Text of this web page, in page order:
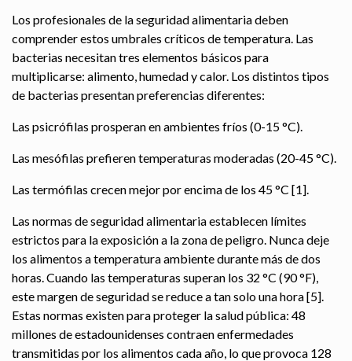
Los profesionales de la seguridad alimentaria deben
comprender estos umbrales críticos de temperatura. Las
bacterias necesitan tres elementos básicos para
multiplicarse: alimento, humedad y calor. Los distintos tipos
de bacterias presentan preferencias diferentes:
Las psicrófilas prosperan en ambientes fríos (0-15 °C).
Las mesófilas prefieren temperaturas moderadas (20-45 °C).
Las termófilas crecen mejor por encima de los 45 °C [1].
Las normas de seguridad alimentaria establecen límites
estrictos para la exposición a la zona de peligro. Nunca deje
los alimentos a temperatura ambiente durante más de dos
horas. Cuando las temperaturas superan los 32 °C (90 °F),
este margen de seguridad se reduce a tan solo una hora [5].
Estas normas existen para proteger la salud pública: 48
millones de estadounidenses contraen enfermedades
transmitidas por los alimentos cada año, lo que provoca 128